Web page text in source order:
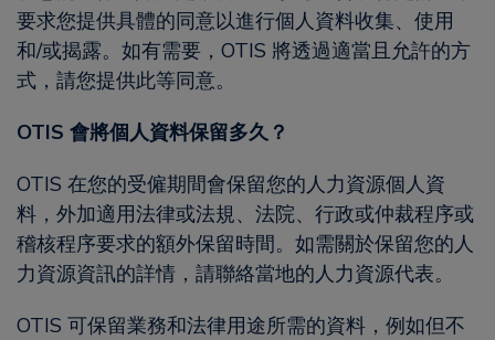
要求您提供具體的同意以進行個人資料收集、使用
和/或揭露。如有需要，OTIS 將透過適當且允許的方
式，請您提供此等同意。
OTIS 會將個人資料保留多久？
OTIS 在您的受僱期間會保留您的人力資源個人資
料，外加適用法律或法規、法院、行政或仲裁程序或
稽核程序要求的額外保留時間。如需關於保留您的人
力資源資訊的詳情，請聯絡當地的人力資源代表。
OTIS 可保留業務和法律用途所需的資料，例如但不